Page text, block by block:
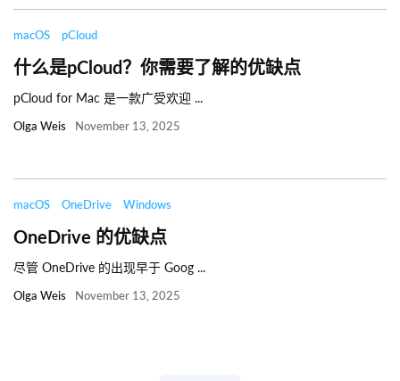
macOS pCloud
什么是pCloud？你需要了解的优缺点
pCloud for Mac 是一款广受欢迎 ...
Olga Weis November 13, 2025
macOS OneDrive Windows
OneDrive 的优缺点
尽管 OneDrive 的出现早于 Goog ...
Olga Weis November 13, 2025